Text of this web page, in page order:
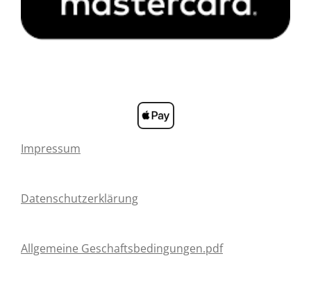
Impressum
Datenschutzerklärung
Allgemeine Geschaftsbedingungen.pdf